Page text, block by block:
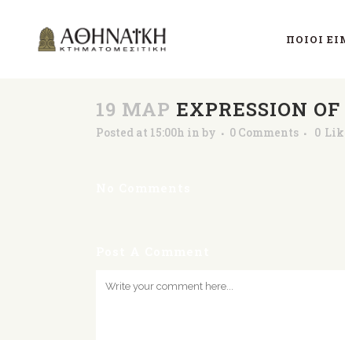
ΠΟΙΟΊ
19 ΜΑΡ EXPRESSION
Posted at 15:00h in by 0 Comments 0